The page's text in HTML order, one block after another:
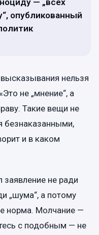
опубликованный
нельзя
не „мнение“, а
Такие вещи не
безнаказанными,
и в каком
не ради
„шума“, а потому
норма. Молчание —
с подобным — не